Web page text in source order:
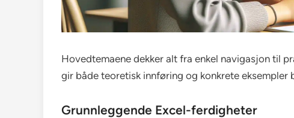
Hovedtemaene dekker alt fra enkel navigasjon til
gir både teoretisk innføring og konkrete eksempler
Grunnleggende Excel-ferdigheter